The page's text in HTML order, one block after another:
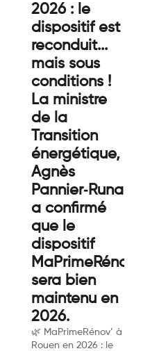
2026 : le
dispositif est
reconduit...
mais sous
conditions !
La ministre
de la
Transition
énergétique,
Agnès
Pannier‑Runacher,
a confirmé
que le
dispositif
MaPrimeRénov’
sera bien
maintenu en
2026.
🌿 MaPrimeRénov’ à
Rouen en 2026 : le